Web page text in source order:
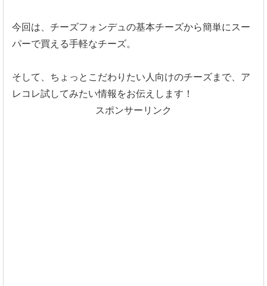
今回は、チーズフォンデュの基本チーズから簡単にスー
パーで買える手軽なチーズ。
そして、ちょっとこだわりたい人向けのチーズまで、ア
レコレ試してみたい情報をお伝えします！
スポンサーリンク